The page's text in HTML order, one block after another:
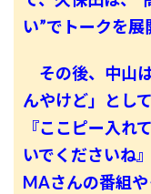
い”でトークを展
その後、中山
んやけど」とし
『ここピー入れ
いでくださいね
MAさんの番組